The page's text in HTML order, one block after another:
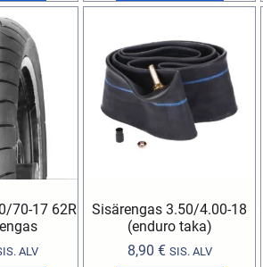
70-17 62R
ALV
Sisärengas 3.50/4.00-18
(enduro taka)
8,90 € SIS. ALV